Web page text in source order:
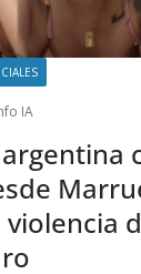
IA